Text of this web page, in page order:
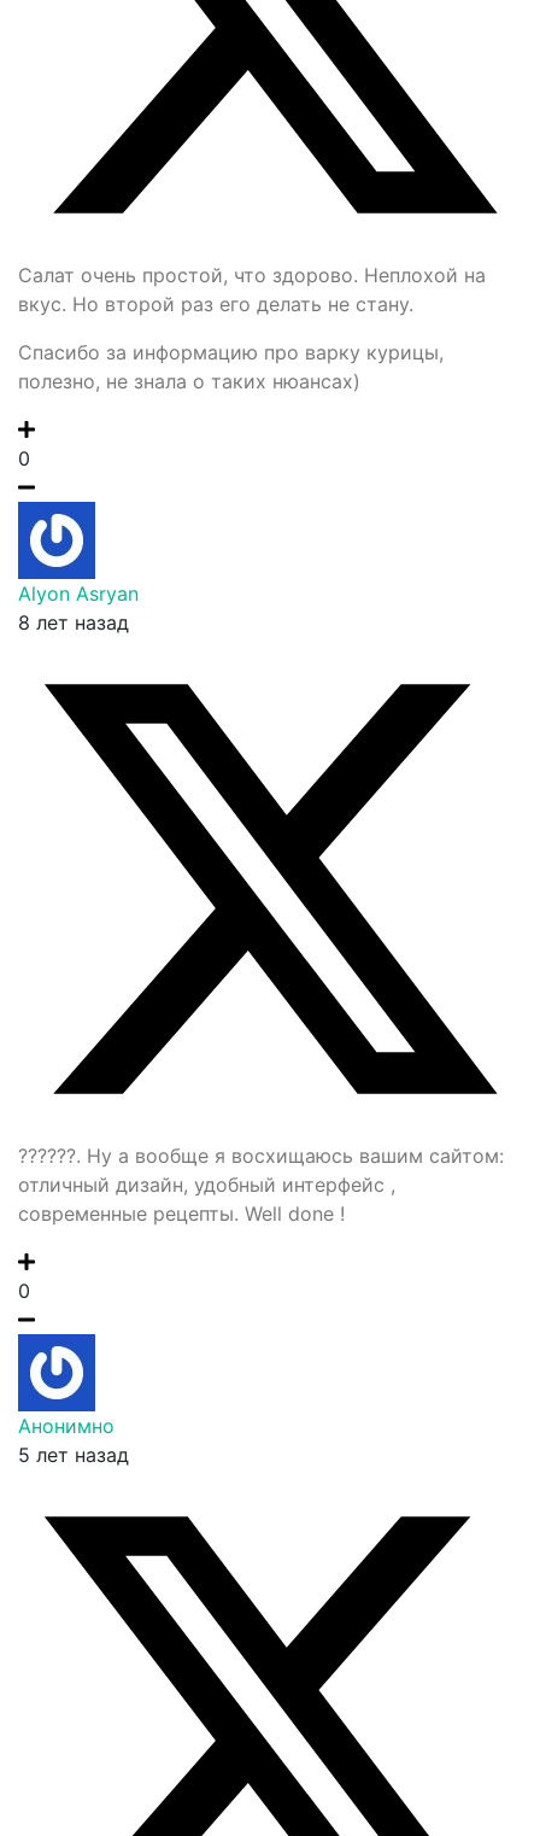
Салат очень простой, что здорово. Неплохой на
вкус. Но второй раз его делать не стану.
Спасибо за информацию про варку курицы,
полезно, не знала о таких нюансах)
0
Alyon Asryan
8 лет назад
??????. Ну а вообще я восхищаюсь вашим сайтом:
отличный дизайн, удобный интерфейс ,
современные рецепты. Well done !
0
Анонимно
5 лет назад